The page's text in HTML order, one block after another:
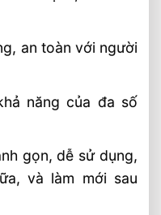
an toàn với người
năng của đa số
gọn, dễ sử dụng,
và làm mới sau